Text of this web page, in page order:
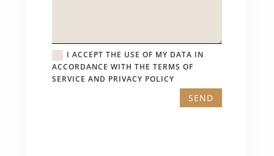
I ACCEPT THE USE OF MY DATA IN
ACCORDANCE WITH THE TERMS OF
SERVICE AND PRIVACY POLICY
SEND